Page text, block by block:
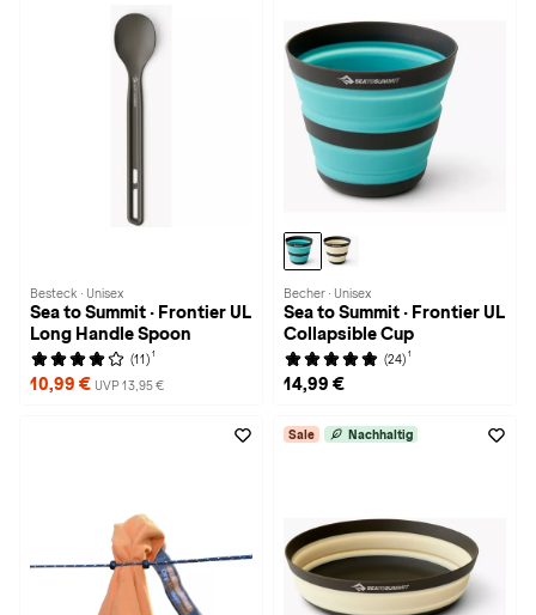
Besteck · Unisex
Sea to Summit · Frontier UL
Long Handle Spoon
(11) 1
10,99 € UVP 13,95 €
Becher · Unisex
Sea to Summit · Frontier UL
Collapsible Cup
(24) 1
14,99 €
Sale Nachhaltig